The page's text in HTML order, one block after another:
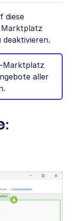
diese
Marktplatz
Marktplatz
aller